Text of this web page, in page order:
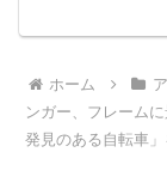
ホーム
ンガー、フレーム
発見のある自転車